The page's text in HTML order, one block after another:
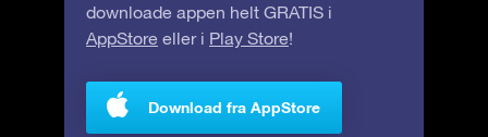
downloade appen helt GRATIS i
AppStore eller i Play Store!
Download fra AppStore